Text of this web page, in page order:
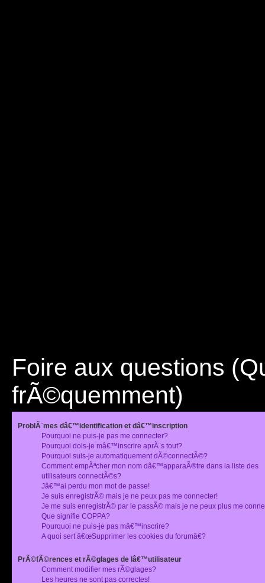
Foire aux questions
frÃ©quemment)
ProblÃ¨mes dâ€™identification et dâ€™inscription
Pourquoi ne puis-je pas me connecter?
Pourquoi dois-je mâ€™inscrire aprÃ¨s tout?
Pourquoi suis-je automatiquement dÃ©connectÃ©?
Comment empÃªcher mon nom dâ€™apparaÃ®tre dans la liste des
utilisateurs connectÃ©s?
Jâ€™ai perdu mon mot de passe!
Je suis enregistrÃ© mais je ne peux pas me connecter!
Je me suis enregistrÃ© par le passÃ© mais je ne peux plus me
Que signifie COPPA?
Pourquoi ne puis-je pas mâ€™inscrire?
A quoi sert â€œSupprimer les cookies du forumâ€?
PrÃ©fÃ©rences et rÃ©glages de lâ€™utilisateur
Comment modifier mes rÃ©glages?
Les heures ne sont pas correctes!